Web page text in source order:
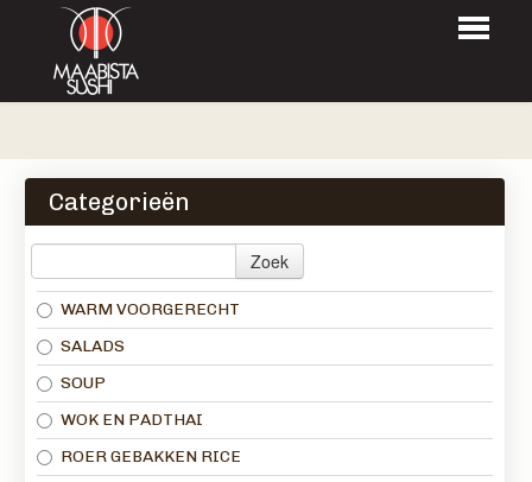
BESTELLEN
MENU
LOGIN
CONTACT
Categorieën
Zoek
WARM VOORGERECHT
SALADS
SOUP
WOK EN PADTHAI
ROER GEBAKKEN RICE